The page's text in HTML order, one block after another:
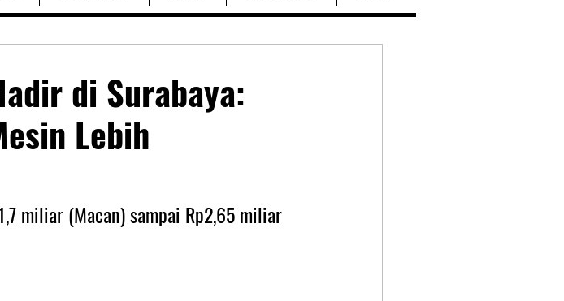
di Surabaya:
Lebih
miliar (Macan) sampai Rp2,65 miliar